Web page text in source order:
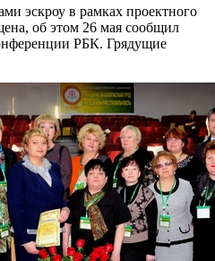
эскроу в рамках проектного
об этом 26 мая сообщил
РБК. Грядущие